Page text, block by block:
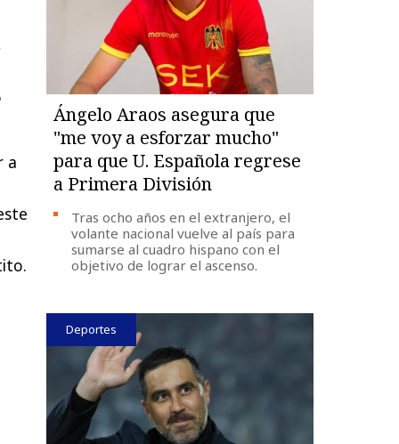
a
Ángelo Araos asegura que
"me voy a esforzar mucho"
para que U. Española regrese
a Primera División
Tras ocho años en el extranjero, el
volante nacional vuelve al país para
sumarse al cuadro hispano con el
objetivo de lograr el ascenso.
Deportes